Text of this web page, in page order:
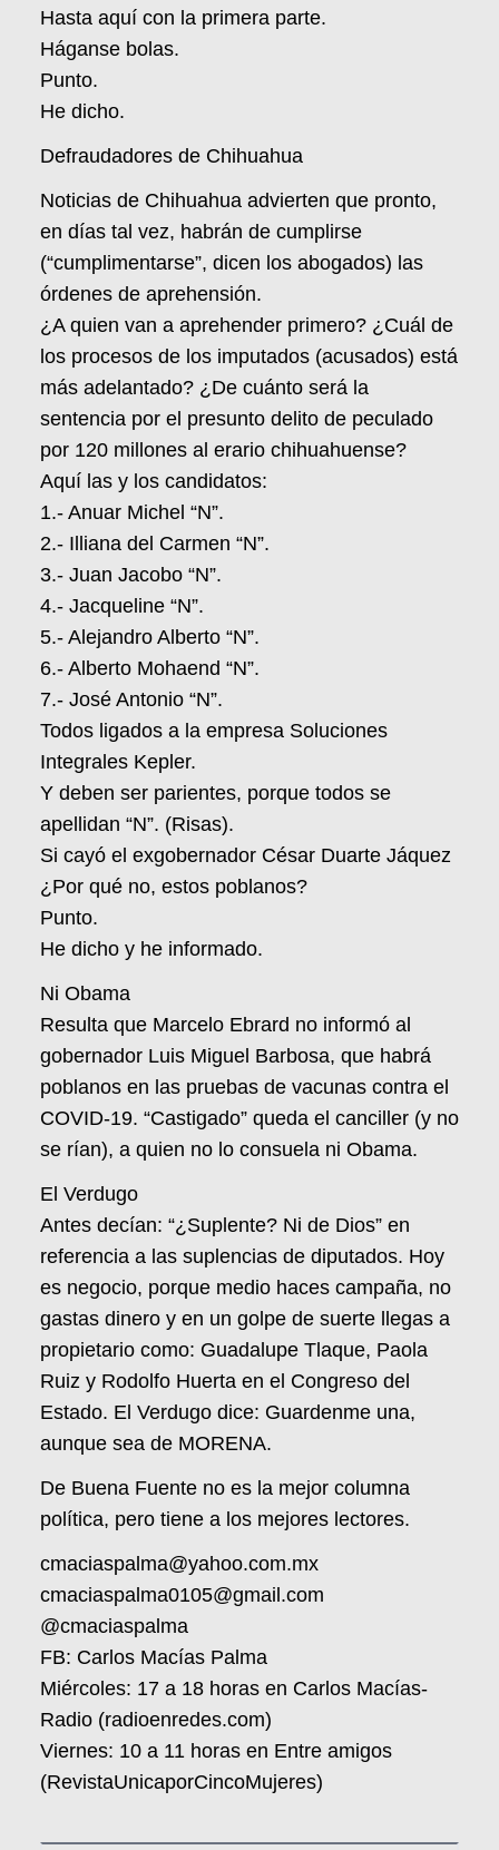
Hasta aquí con la primera parte.
Háganse bolas.
Punto.
He dicho.
Defraudadores de Chihuahua
Noticias de Chihuahua advierten que pronto,
en días tal vez, habrán de cumplirse
(“cumplimentarse”, dicen los abogados) las
órdenes de aprehensión.
¿A quien van a aprehender primero? ¿Cuál de
los procesos de los imputados (acusados) está
más adelantado? ¿De cuánto será la
sentencia por el presunto delito de peculado
por 120 millones al erario chihuahuense?
Aquí las y los candidatos:
1.- Anuar Michel “N”.
2.- Illiana del Carmen “N”.
3.- Juan Jacobo “N”.
4.- Jacqueline “N”.
5.- Alejandro Alberto “N”.
6.- Alberto Mohaend “N”.
7.- José Antonio “N”.
Todos ligados a la empresa Soluciones
Integrales Kepler.
Y deben ser parientes, porque todos se
apellidan “N”. (Risas).
Si cayó el exgobernador César Duarte Jáquez
¿Por qué no, estos poblanos?
Punto.
He dicho y he informado.
Ni Obama
Resulta que Marcelo Ebrard no informó al
gobernador Luis Miguel Barbosa, que habrá
poblanos en las pruebas de vacunas contra el
COVID-19. “Castigado” queda el canciller (y no
se rían), a quien no lo consuela ni Obama.
El Verdugo
Antes decían: “¿Suplente? Ni de Dios” en
referencia a las suplencias de diputados. Hoy
es negocio, porque medio haces campaña, no
gastas dinero y en un golpe de suerte llegas a
propietario como: Guadalupe Tlaque, Paola
Ruiz y Rodolfo Huerta en el Congreso del
Estado. El Verdugo dice: Guardenme una,
aunque sea de MORENA.
De Buena Fuente no es la mejor columna
política, pero tiene a los mejores lectores.
cmaciaspalma@yahoo.com.mx
cmaciaspalma0105@gmail.com
@cmaciaspalma
FB: Carlos Macías Palma
Miércoles: 17 a 18 horas en Carlos Macías-
Radio (radioenredes.com)
Viernes: 10 a 11 horas en Entre amigos
(RevistaUnicaporCincoMujeres)